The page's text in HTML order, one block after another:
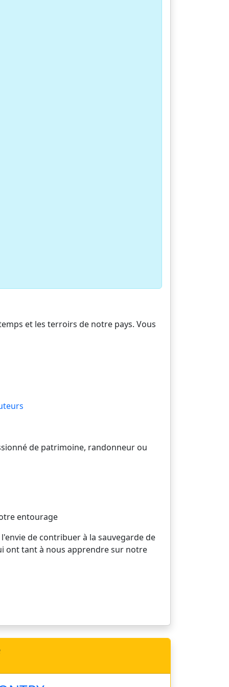
et les terroirs de notre pays. Vous
de patrimoine, randonneur ou
entourage
de contribuer à la sauvegarde de
ont tant à nous apprendre sur notre